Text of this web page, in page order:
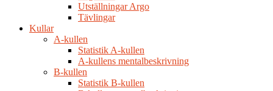
Utställningar Argo
Tävlingar
Kullar
A-kullen
Statistik A-kullen
A-kullens mentalbeskrivning
B-kullen
Statistik B-kullen